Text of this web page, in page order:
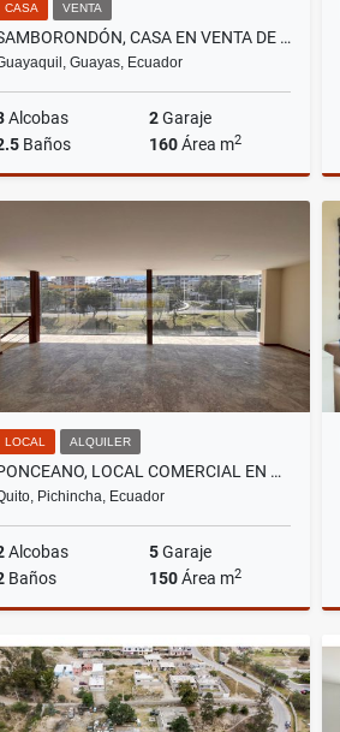
CASA VENTA
SAMBORONDÓN, CASA EN VENTA DE 220M2, 3 HABITACIONES
Guayas, Ecuador
Alcobas 2Garaje
Baños 160Área m2
LOCAL ALQUILER
PONCEANO, LOCAL COMERCIAL EN RENTA, 150M2
Pichincha, Ecuador
Alcobas 5Garaje
Baños 150Área m2
Alquiler
US$1,850